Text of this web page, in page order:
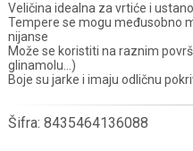
Veličina idealna za vrtiće i
Tempere se mogu međusobno
nijanse
Može se koristiti na raznim
glinamolu...)
Boje su jarke i imaju odličnu
Šifra: 8435464136088